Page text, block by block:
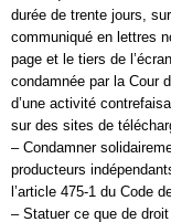
durée de trente jours,
communiqué en lettres
page et le tiers de
condamnée par la Cour
d’une activité
sur des sites de
– Condamner
producteurs
l’article 475-1 du Code
– Statuer ce que de